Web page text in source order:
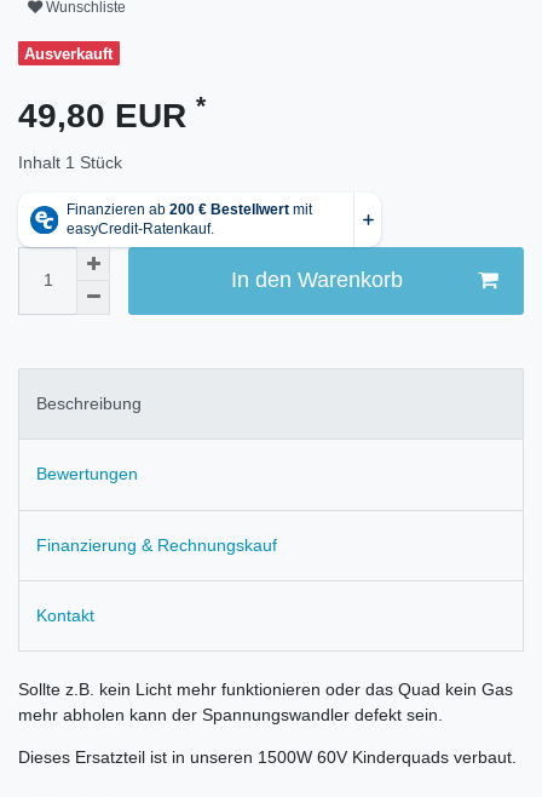
Wunschliste
Ausverkauft
49,80 EUR *
Inhalt 1 Stück
In den Warenkorb
Beschreibung
Bewertungen
Finanzierung & Rechnungskauf
Kontakt
Sollte z.B. kein Licht mehr funktionieren oder das Quad kein Gas
mehr abholen kann der Spannungswandler defekt sein.
Dieses Ersatzteil ist in unseren 1500W 60V Kinderquads verbaut.